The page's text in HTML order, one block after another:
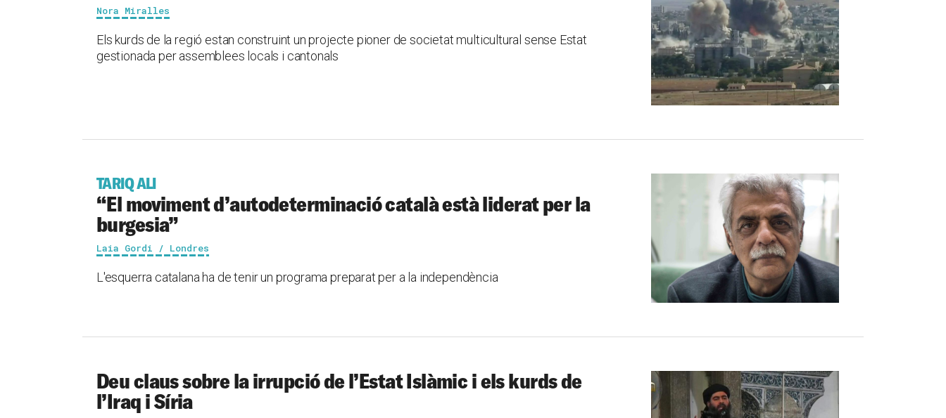
Nora Miralles
Els kurds de la regió estan construint un projecte pioner de societat multicultural sense Estat
gestionada per assemblees locals i cantonals
TARIQ ALI
“El moviment d’autodeterminació català està liderat per la
burgesia”
Laia Gordi / Londres
L'esquerra catalana ha de tenir un programa preparat per a la independència
Deu claus sobre la irrupció de l’Estat Islàmic i els kurds de
l’Iraq i Síria